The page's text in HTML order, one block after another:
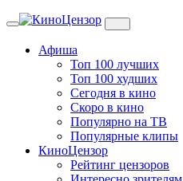
Toggle
Афиша
Топ 100 лучших
Топ 100 худших
Сегодня в кино
Скоро в кино
Популярно на ТВ
Популярные клипы
КиноЦензор
Рейтинг цензоров